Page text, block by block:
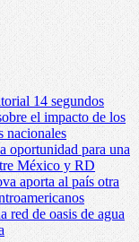
14 segundos
el impacto de los
nacionales
oportunidad para una
México y RD
aporta al país otra
red de oasis de agua